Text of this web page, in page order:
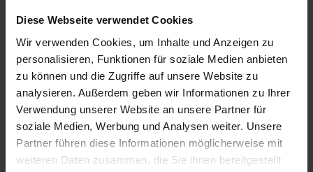
Diese Webseite verwendet Cookies
Wir verwenden Cookies, um Inhalte und Anzeigen zu
personalisieren, Funktionen für soziale Medien anbieten
zu können und die Zugriffe auf unsere Website zu
analysieren. Außerdem geben wir Informationen zu Ihrer
Verwendung unserer Website an unsere Partner für
soziale Medien, Werbung und Analysen weiter. Unsere
Partner führen diese Informationen möglicherweise mit
weiteren Daten zusammen, die Sie ihnen bereitgestellt
Auflage
1
ISBN
978-3-7890-1063-7
Erscheinungsdatum